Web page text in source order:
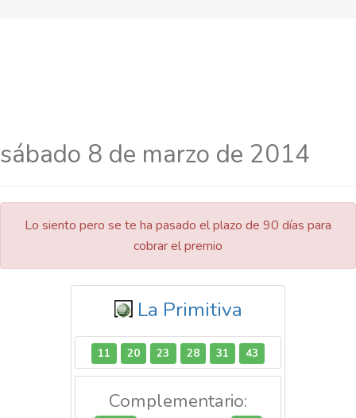
sábado 8 de marzo de 2014
Lo siento pero se te ha pasado el plazo de 90 días para
cobrar el premio
La Primitiva
11 20 23 28 31 43
Complementario: